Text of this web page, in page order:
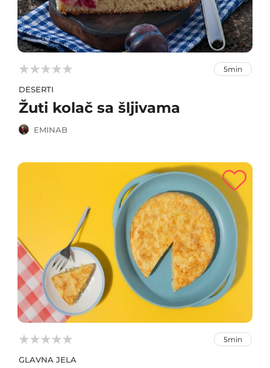


 5min
DESERTI
Žuti kolač sa šljivama
EMINAB


 5min
GLAVNA JELA